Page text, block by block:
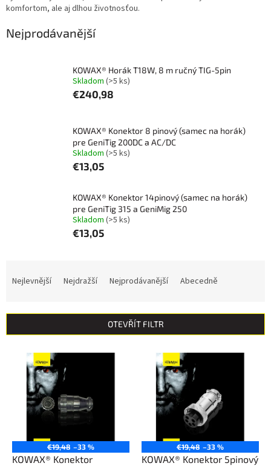
komfortom, ale aj dlhou životnosťou.
Nejprodávanější
KOWAX® Horák T18W, 8 m ručný TIG-5pin
Skladom (>5 ks)
€240,98
KOWAX® Konektor 8 pinový (samec na horák)
pre GeniTig 200DC a AC/DC
Skladom (>5 ks)
€13,05
KOWAX® Konektor 14pinový (samec na horák)
pre GeniTig 315 a GeniMig 250
Skladom (>5 ks)
€13,05
í
Nejlevnější Nejdražší Nejprodávanější Abecedně
OTEVŘÍT FILTR
€19,48 –33 %
KOWAX® Konektor
€19,48 –33 %
KOWAX® Konektor 5pinový